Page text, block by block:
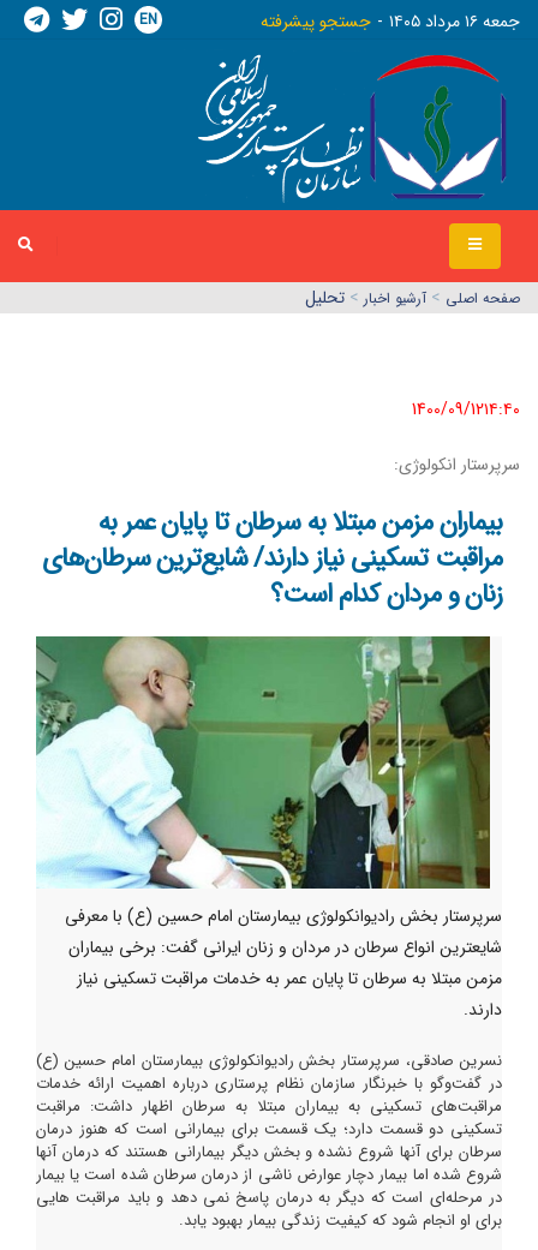
جمعه ١٦ مرداد ١٤٠٥ جستجو پیشرفته EN
صفحه اصلي > آرشیو اخبار > تحلیل
1400/09/12١٤:٤٠
سرپرستار انکولوژی:
بیماران مزمن مبتلا به سرطان تا پایان عمر به
مراقبت تسکینی نیاز دارند/ شایع‌ترین سرطان‌های
زنان و مردان کدام است؟
سرپرستار بخش رادیوانکولوژی بیمارستان امام حسین (ع) با معرفی
شایعترین انواع سرطان در مردان و زنان ایرانی گفت: برخی بیماران
مزمن مبتلا به سرطان تا پایان عمر به خدمات مراقبت تسکینی نیاز
دارند.
نسرین صادقی، سرپرستار بخش رادیوانکولوژی بیمارستان امام حسین (ع)
در گفت‌وگو با خبرنگار سازمان نظام پرستاری درباره اهمیت ارائه خدمات
مراقبت‌های تسکینی به بیماران مبتلا به سرطان اظهار داشت: مراقبت
تسکینی دو قسمت دارد؛ یک قسمت برای بیمارانی است که هنوز درمان
سرطان برای آنها شروع نشده و بخش دیگر بیمارانی هستند که درمان آنها
شروع شده اما بیمار دچار عوارض ناشی از درمان سرطان شده است یا بیمار
در مرحله‌ای است که دیگر به درمان پاسخ نمی دهد و باید مراقبت هایی
برای او انجام شود که کیفیت زندگی بیمار بهبود یابد.